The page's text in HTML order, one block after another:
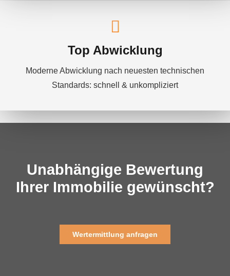
Top Abwicklung
Moderne Abwicklung nach neuesten technischen
Standards: schnell & unkompliziert
Unabhängige Bewertung
Ihrer Immobilie gewünscht?
Wertermittlung anfragen